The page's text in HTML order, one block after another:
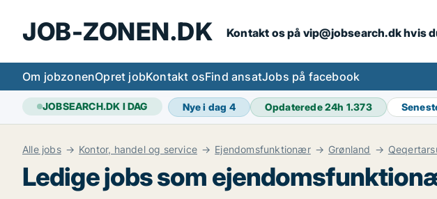
JOB-ZONEN.DK Kontakt os på vip@jobsearch.dk hvis
Om jobzonenOpret jobKontakt osFind ansatJobs på facebook
JOBSEARCH.DK I DAG Nye i dag 4 Opdaterede 24h 1.373
Alle jobs Kontor, handel og service Ejendomsfunktionær Grønland
Ledige jobs som